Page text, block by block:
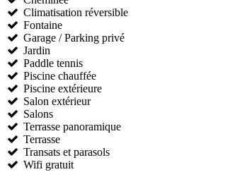
Climatisation réversible
Fontaine
Garage / Parking privé
Jardin
Paddle tennis
Piscine chauffée
Piscine extérieure
Salon extérieur
Salons
Terrasse panoramique
Terrasse
Transats et parasols
Wifi gratuit